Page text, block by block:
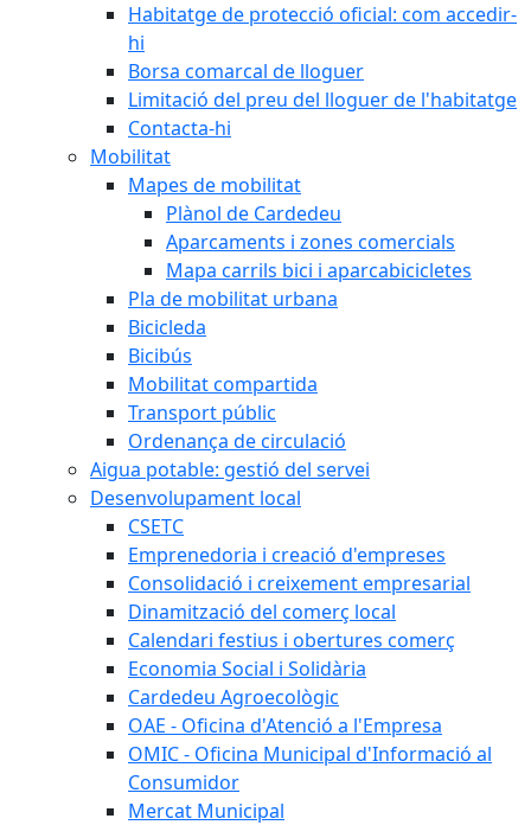
Habitatge de protecció oficial: com accedir-
hi
Borsa comarcal de lloguer
Limitació del preu del lloguer de l'habitatge
Contacta-hi
Mobilitat
Mapes de mobilitat
Plànol de Cardedeu
Aparcaments i zones comercials
Mapa carrils bici i aparcabicicletes
Pla de mobilitat urbana
Bicicleda
Bicibús
Mobilitat compartida
Transport públic
Ordenança de circulació
Aigua potable: gestió del servei
Desenvolupament local
CSETC
Emprenedoria i creació d'empreses
Consolidació i creixement empresarial
Dinamització del comerç local
Calendari festius i obertures comerç
Economia Social i Solidària
Cardedeu Agroecològic
OAE - Oficina d'Atenció a l'Empresa
OMIC - Oficina Municipal d'Informació al
Consumidor
Mercat Municipal